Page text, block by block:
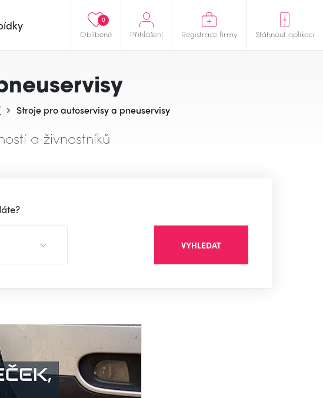
Oblíbené
0
Přihlášení Registrace firmy Stáhnout aplikaci
Stroje pro autoservisy a pneuservisy
a živnostníků
VYHLEDAT